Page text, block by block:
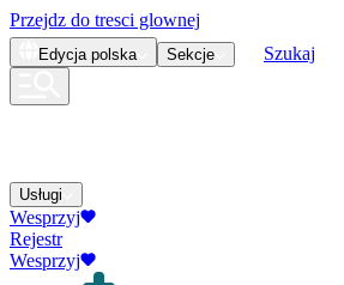
Przejdz do tresci glownej
Edycja polska Sekcje Szukaj
Usługi
Wesprzyj
Rejestr
Wesprzyj